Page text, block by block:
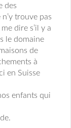
des
trouve pas
dire s’il y a
le domaine
de
à
en Suisse
enfants qui